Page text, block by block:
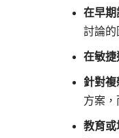
在早期
討論的
在敏捷
針對複
方案，
教育或